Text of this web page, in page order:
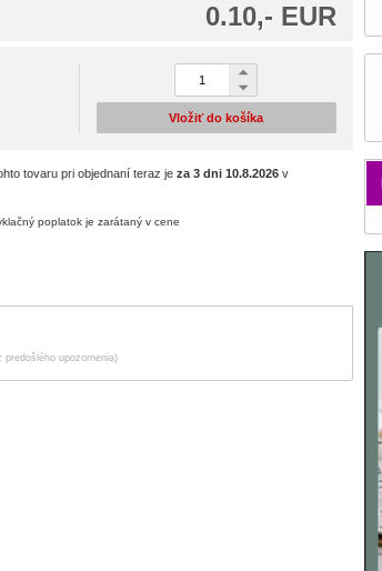
0.10,- EUR
Vložiť do košíka
tovaru pri objednaní teraz je za 3 dni 10.8.2026v
poplatok je zarátaný v cene
upozornenia)